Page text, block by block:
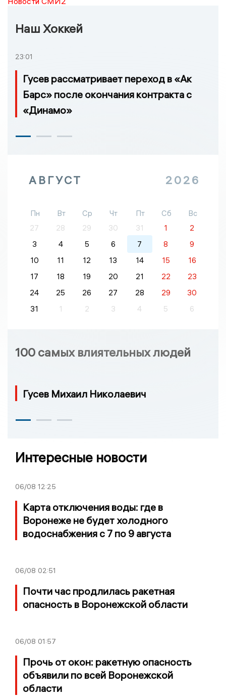
Наш Хоккей
23:01
Гусев рассматривает переход в «Ак
Барс» после окончания контракта с
«Динамо»
АВГУСТ 2026
Пн Вт Ср Чт Пт Сб
Вс
27
28 29 30 31 1
2
3
4 5 6 7 8
9
10
11 12 13 14 15
16
17
18 19 20 21 22
23
24
25 26 27 28 29
30
31
1 2 3 4 5 6
100 самых влиятельных людей
Гусев Михаил Николаевич
Интересные новости
06/08 12:25
Карта отключения воды: где в
Воронеже не будет холодного
водоснабжения с 7 по 9 августа
06/08 02:51
Почти час продлилась ракетная
опасность в Воронежской области
06/08 01:57
Прочь от окон: ракетную опасность
объявили по всей Воронежской
области